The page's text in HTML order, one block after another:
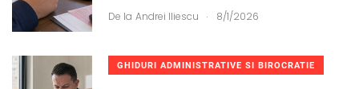
De la Andrei Iliescu . 8/1/2026
GHIDURI ADMINISTRATIVE SI BIROCRATIE